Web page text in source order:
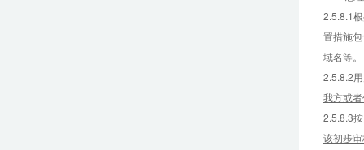
2.5.8.1
置措施
域名等。
2.5.8.2
我方或
2.5.8.3
该初步